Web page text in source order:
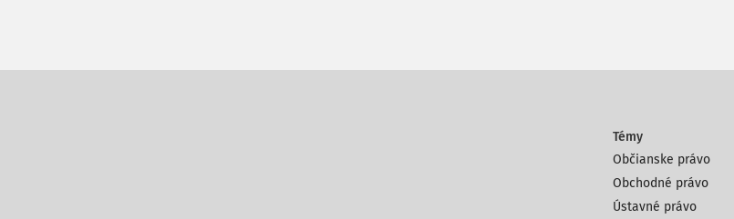
Témy
Občianske právo
Obchodné právo
Ústavné právo